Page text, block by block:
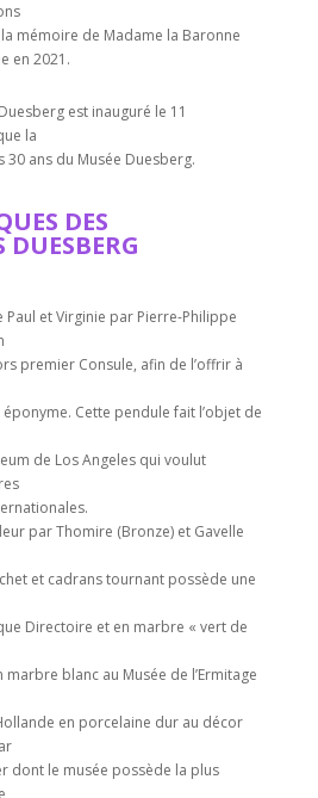
mémoire de Madame la Baronne
en 2021.
est inauguré le 11
la
30 ans du Musée Duesberg.
DES
et Virginie par Pierre-Philippe
premier Consule, afin de l’offrir à
Cette pendule fait l’objet de
de Los Angeles qui voulut
par Thomire (Bronze) et Gavelle
et cadrans tournant possède une
Directoire et en marbre « vert de
marbre blanc au Musée de l’Ermitage
en porcelaine dur au décor
dont le musée possède la plus